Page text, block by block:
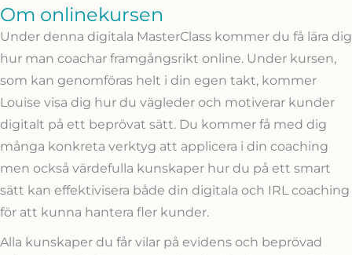
Om onlinekursen
Under denna digitala MasterClass kommer du få lära dig
hur man coachar framgångsrikt online. Under kursen,
som kan genomföras helt i din egen takt, kommer
Louise visa dig hur du vägleder och motiverar kunder
digitalt på ett beprövat sätt. Du kommer få med dig
många konkreta verktyg att applicera i din coaching
men också värdefulla kunskaper hur du på ett smart
sätt kan effektivisera både din digitala och IRL coaching
för att kunna hantera fler kunder.
Alla kunskaper du får vilar på evidens och beprövad